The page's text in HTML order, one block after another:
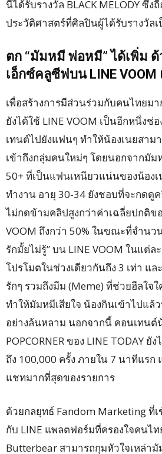
นี้ได้รับรางวัล BLACK MELODY ซึ่ง
ประวัติศาสตร์ที่ศิลปินผู้ได้รับรางวัล
ตก “มัมหมี พ่อหมี” ได้เพิ่ม
เอ็กซ์คลูซีฟบน LINE VOOM
เพื่อสร้างการมีส่วนร่วมกับคนไทยม
ยังได้ใช้ LINE VOOM เป็นอีกหนึ่งช่
เทนต์ไปยังแฟนๆ ทำให้น้องเนยสา
เข้าถึงกลุ่มคนใหม่ๆ โดยนอกจากมัม
50+ ที่เป็นแฟนเหนียวแน่นของน้อง
ทำงาน อายุ 30-34 ยังชอบที่จะกดดูค
ไม่กดข้ามคลิปสูงกว่าค่าเฉลี่ยปกติข
VOOM ถึงกว่า 50% ในขณะที่จำนว
รักมั้ยไม่รู้” บน LINE VOOM ในแต่ล
โปรโมตในช่วงเดียวกันถึง 3 เท่า แ
รักๆ รวมถึงมีม (Meme) ที่ช่วยฮีลใจ
ทำให้มัมหมีเสียใจ น้องกินเข้าไปแล้
อย่างล้นหลาม นอกจากนี้ คอนเทนต์
POPCORNER ของ LINE TODAY
ถึง 100,000 ครั้ง ภายใน 7 นาทีแรก
แชทมากที่สุดของรายการ
ด้วยกลยุทธ์ Fandom Marketing ที่
กับ LINE แพลตฟอร์มที่ครองใจคนไ
Butterbear สามารถกุมหัวใจเหล่า